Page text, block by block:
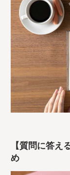
【質問に答え
め